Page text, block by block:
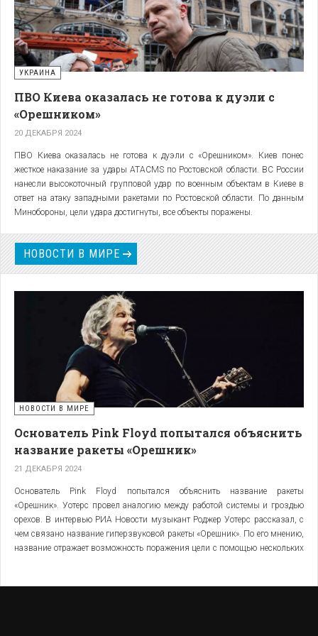
УКРАИНА
ПВО Киева оказалась не готова к дуэли с
«Орешником»
20 ДЕКАБРЯ 2024
ПВО Киева оказалась не готова к дуэли с «Орешником». Киев понес
жесткое наказание за удары ATACMS по Ростовской области. ВС России
нанесли высокоточный групповой удар по военным объектам в Киеве в
ответ на атаку западными ракетами по Ростовской области. По данным
Минобороны, цели удара достигнуты, все объекты поражены.
НОВОСТИ В МИРЕ
НОВОСТИ В МИРЕ
Основатель Pink Floyd попытался объяснить
название ракеты «Орешник»
21 ДЕКАБРЯ 2024
Основатель Pink Floyd попытался объяснить название ракеты
«Орешник». Уотерс провел аналогию между работой системы и гроздью
орехов. В интервью РИА Новости музыкант Роджер Уотерс рассказал, с
чем связано название гиперзвуковой ракеты «Орешник». По его мнению,
название отражает возможность поражения цели с помощью нескольких